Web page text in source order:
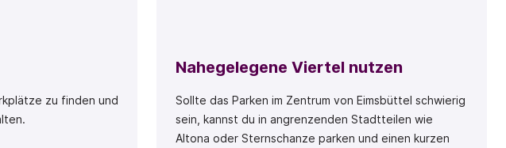
zu finden und
Nahegelegene Viertel nutzen
Sollte das Parken im Zentrum von Eimsbüttel schwierig
sein, kannst du in angrenzenden Stadtteilen wie
Altona oder Sternschanze parken und einen kurzen